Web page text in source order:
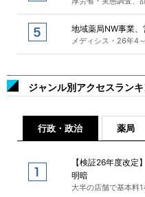
地域薬局NW事業
メディシス・26年4
ジャンル別アクセスラン
行政・政治 薬局
【検証26年度改
明暗
大半の店舗で基本料